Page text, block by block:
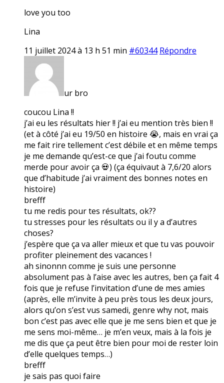
love you too
Lina
11 juillet 2024 à 13 h 51 min #60344 Répondre
ur bro
coucou Lina !!
j’ai eu les résultats hier !! j’ai eu mention très bien !!
(et à côté j’ai eu 19/50 en histoire 😭, mais en vrai ça
me fait rire tellement c’est débile et en même temps
je me demande qu’est-ce que j’ai foutu comme
merde pour avoir ça 💀) (ça équivaut à 7,6/20 alors
que d’habitude j’ai vraiment des bonnes notes en
histoire)
brefff
tu me redis pour tes résultats, ok??
tu stresses pour les résultats ou il y a d’autres
choses?
j’espère que ça va aller mieux et que tu vas pouvoir
profiter pleinement des vacances !
ah sinonnn comme je suis une personne
absolument pas à l’aise avec les autres, ben ça fait 4
fois que je refuse l’invitation d’une de mes amies
(après, elle m’invite à peu près tous les deux jours,
alors qu’on s’est vus samedi, genre why not, mais
bon c’est pas avec elle que je me sens bien et que je
me sens moi-même… je m’en veux, mais à la fois je
me dis que ça peut être bien pour moi de rester loin
d’elle quelques temps…)
brefff
je sais pas quoi faire